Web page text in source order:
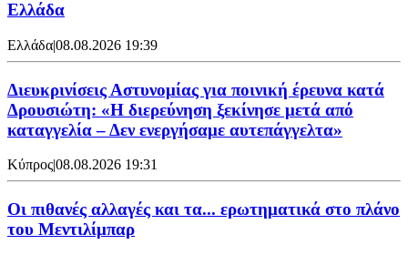
Ελλάδα
Ελλάδα|08.08.2026 19:39
Διευκρινίσεις Αστυνομίας για ποινική έρευνα κατά
Δρουσιώτη: «Η διερεύνηση ξεκίνησε μετά από
καταγγελία – Δεν ενεργήσαμε αυτεπάγγελτα»
Κύπρος|08.08.2026 19:31
Οι πιθανές αλλαγές και τα... ερωτηματικά στο πλάνο
του Μεντιλίμπαρ